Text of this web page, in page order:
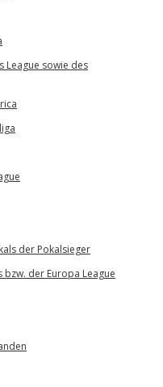
League sowie des
der Pokalsieger
bzw. der Europa League